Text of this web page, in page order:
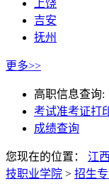
上饶
吉安
抚州
更多>>
高职信息查询:
考试准考证打
成绩查询
您现在的位置： 江
技职业学院 > 招生